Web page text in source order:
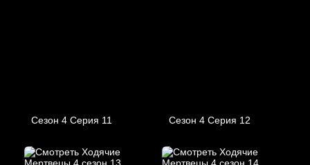
Сезон 4 Серия 11 Сезон 4 Серия 12